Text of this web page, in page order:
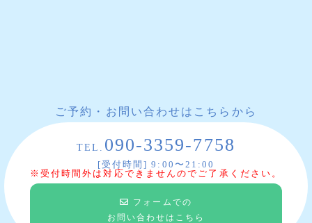
ご予約・お問い合わせはこちらから
TEL. 090-3359-7758
[受付時間] 9:00〜21:00
※受付時間外は対応できませんのでご了承ください。
フォームでの
お問い合わせはこちら